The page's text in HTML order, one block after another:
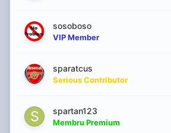
sosoboso
VIP Member
sparatcus
Serious Contributor
spartan123
Membru Premium